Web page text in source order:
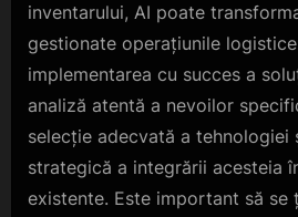
inventarului, AI poate
gestionate operațiunile
implementarea cu succes a
analiză atentă a nevoilor
selecție adecvată a tehnologiei
strategică a integrării acesteia
existente. Este important să se